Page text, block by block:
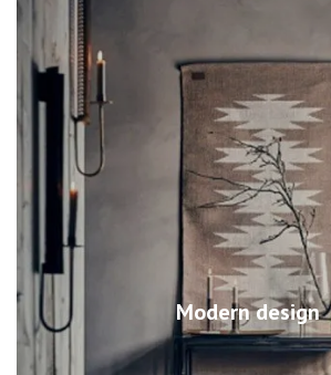
Modern design